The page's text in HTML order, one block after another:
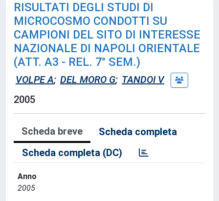
RISULTATI DEGLI STUDI DI
MICROCOSMO CONDOTTI SU
CAMPIONI DEL SITO DI INTERESSE
NAZIONALE DI NAPOLI ORIENTALE
(ATT. A3 - REL. 7° SEM.)
VOLPE A; DEL MORO G; TANDOI V
2005
Scheda breve
Scheda completa
Scheda completa (DC)
Anno
2005